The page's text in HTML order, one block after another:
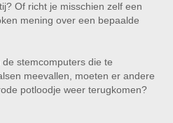
Of richt je misschien zelf een
mening over een bepaalde
stemcomputers die te
meevallen, moeten er andere
potloodje weer terugkomen?